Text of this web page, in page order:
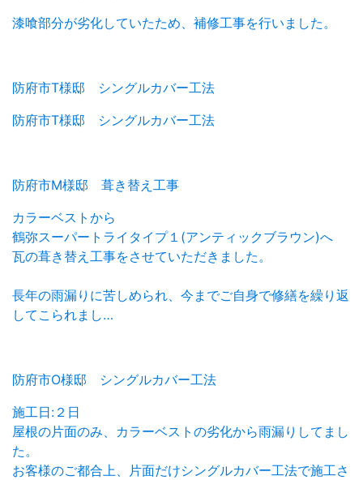
漆喰部分が劣化していたため、補修工事を行いました。
防府市T様邸 シングルカバー工法
防府市T様邸 シングルカバー工法
防府市M様邸 葺き替え工事
カラーベストから
鶴弥スーパートライタイプ１(アンティックブラウン)へ
瓦の葺き替え工事をさせていただきました。
長年の雨漏りに苦しめられ、今までご自身で修繕を繰り返
してこられまし…
防府市O様邸 シングルカバー工法
施工日:２日
屋根の片面のみ、カラーベストの劣化から雨漏りしてまし
た。
お客様のご都合上、片面だけシングルカバー工法で施工さ